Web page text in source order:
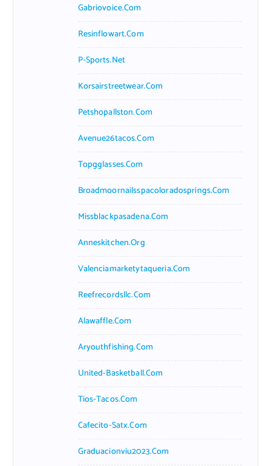
Gabriovoice.com
Resinflowart.com
P-Sports.net
Korsairstreetwear.com
Petshopallston.com
Avenue26tacos.com
Topgglasses.com
Broadmoornailsspacoloradosprings.com
Missblackpasadena.com
Anneskitchen.org
Valenciamarketytaqueria.com
Reefrecordsllc.com
Alawaffle.com
Aryouthfishing.com
United-Basketball.com
Tios-Tacos.com
Cafecito-Satx.com
Graduacionviu2023.com